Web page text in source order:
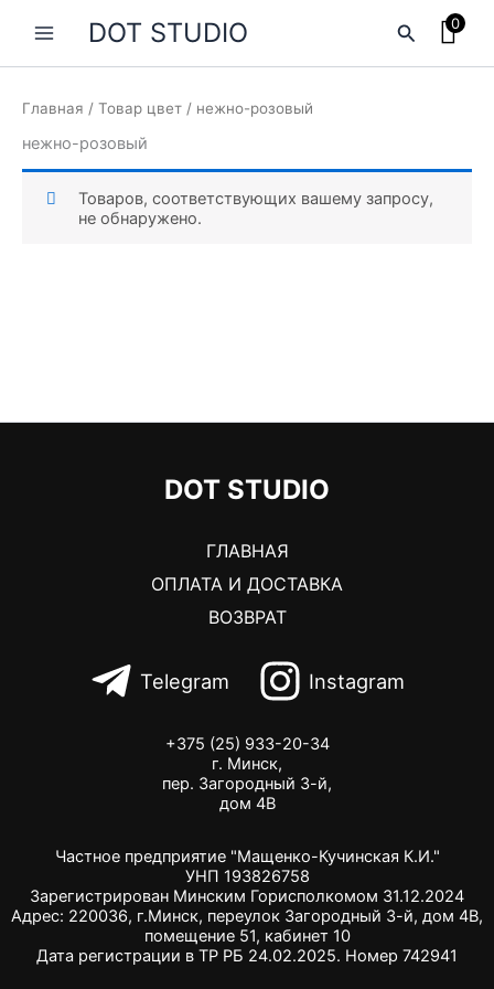
содержимомуDOT STUDIO Поиск0
Главная / Товар цвет / нежно-розовый
нежно-розовый
Товаров, соответствующих вашему запросу,
не обнаружено.
DOT STUDIO
ГЛАВНАЯ
ОПЛАТА И ДОСТАВКА
ВОЗВРАТ
Telegram Instagram
+375 (25) 933-20-34
г. Минск,
пер. Загородный 3-й,
дом 4В
Частное предприятие "Мащенко-Кучинская К.И."
УНП 193826758
Зарегистрирован Минским Горисполкомом 31.12.2024
Адрес: 220036, г.Минск, переулок Загородный 3-й, дом 4В,
помещение 51, кабинет 10
Дата регистрации в ТР РБ 24.02.2025. Номер 742941